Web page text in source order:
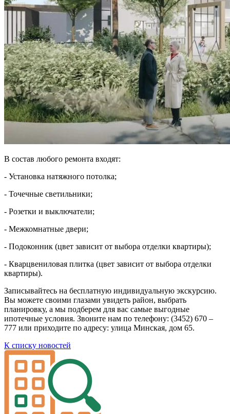
В состав любого ремонта входят:
- Установка натяжного потолка;
- Точечные светильники;
- Розетки и выключатели;
- Межкомнатные двери;
- Подоконник (цвет зависит от выбора отделки квартиры);
- Кварцвениловая плитка (цвет зависит от выбора отделки
квартиры).
Записывайтесь на бесплатную индивидуальную экскурсию.
Вы можете своими глазами увидеть район, выбрать
планировку, а мы подберем для вас самые выгодные
ипотечные условия. Звоните нам по телефону: (3452) 670 –
777 или приходите по адресу: улица Минская, дом 65.
К списку новостей